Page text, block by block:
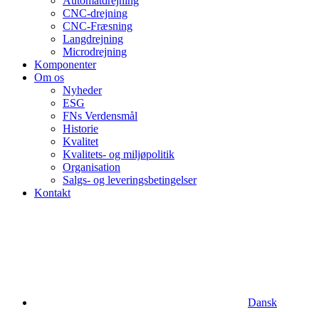
CNC-drejning
CNC-Fræsning
Langdrejning
Microdrejning
Komponenter
Om os
Nyheder
ESG
FNs Verdensmål
Historie
Kvalitet
Kvalitets- og miljøpolitik
Organisation
Salgs- og leveringsbetingelser
Kontakt
Dansk